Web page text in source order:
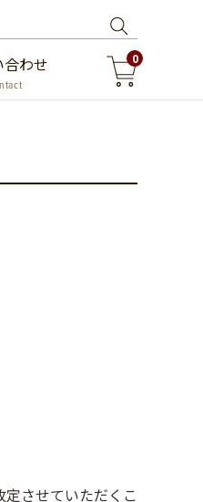
合わせ 0
させていただくこ